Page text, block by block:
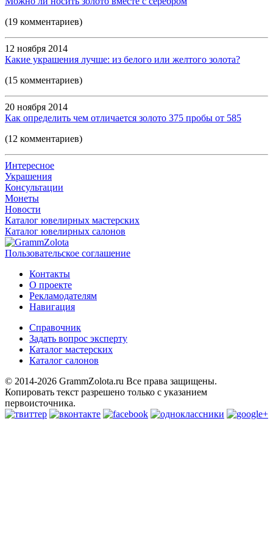
(19 комментариев)
12 ноября 2014
Какие украшения лучше: из белого или желтого золота?
(15 комментариев)
20 ноября 2014
Как определить чем отличается золото 375 пробы от 585
(12 комментариев)
Интересное
Украшения
Консультации
Монеты
Новости
Каталог ювелирных мастерских
Каталог ювелирных салонов
Пользовательское соглашение
Контакты
О проекте
Рекламодателям
Навигация
Справочник
Задать вопрос эксперту
Каталог мастерских
Каталог салонов
© 2014-2026 GrammZolota.ru Все права защищены.
Копировать текст разрешено только с указанием
первоисточника.